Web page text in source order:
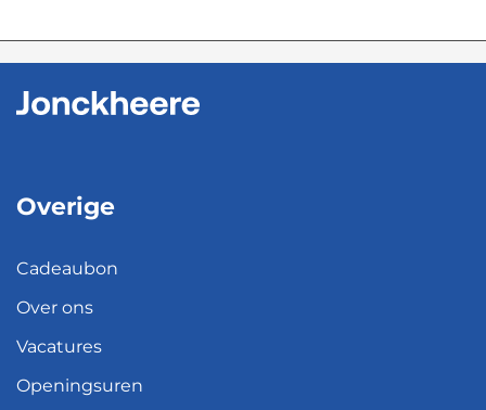
Overige
Cadeaubon
Over ons
Vacatures
Openingsuren